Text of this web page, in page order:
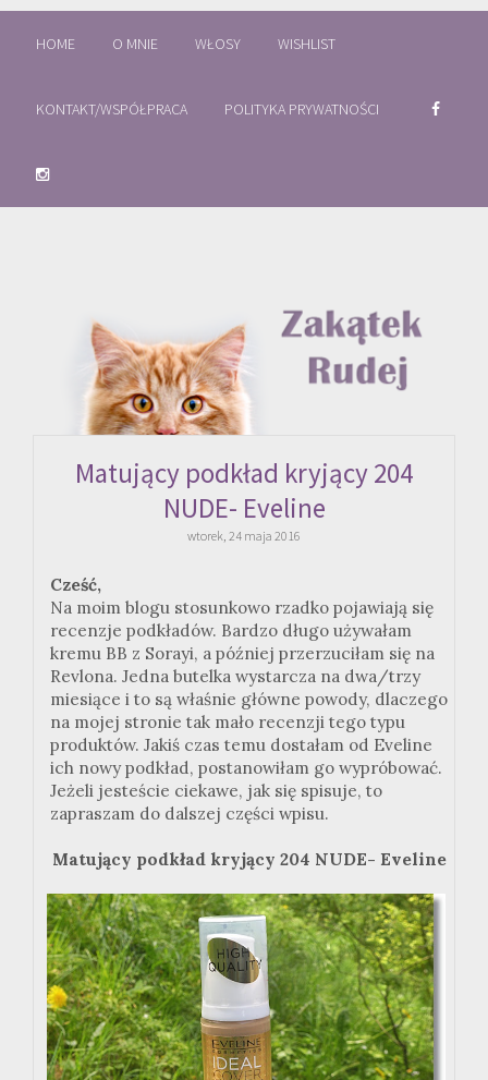
HOME O MNIE WŁOSY WISHLIST
KONTAKT/WSPÓŁPRACA POLITYKA PRYWATNOŚCI
Matujący podkład kryjący 204
NUDE- Eveline
wtorek, 24 maja 2016
Cześć,
Na moim blogu stosunkowo rzadko pojawiają się
recenzje podkładów. Bardzo długo używałam
kremu BB z Sorayi, a później przerzuciłam się na
Revlona. Jedna butelka wystarcza na dwa/trzy
miesiące i to są właśnie główne powody, dlaczego
na mojej stronie tak mało recenzji tego typu
produktów. Jakiś czas temu dostałam od Eveline
ich nowy podkład, postanowiłam go wypróbować.
Jeżeli jesteście ciekawe, jak się spisuje, to
zapraszam do dalszej części wpisu.
Matujący podkład kryjący 204 NUDE- Eveline